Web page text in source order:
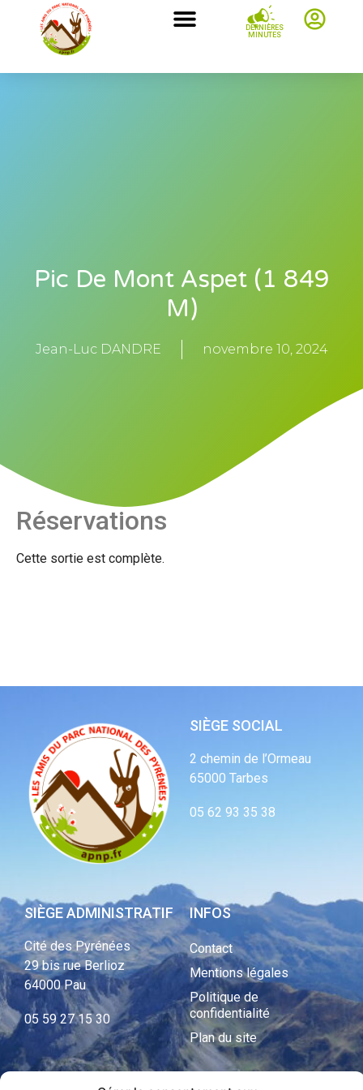
DERNIÈRES
MINUTES
Pic De Mont Aspet (1 849
M)
Jean-Luc DANDRE novembre 10, 2024
Réservations
Cette sortie est complète.
SIÈGE SOCIAL
2 chemin de l’Ormeau
65000 Tarbes
05 62 93 35 38
SIÈGE ADMINISTRATIF
Cité des Pyrénées
29 bis rue Berlioz
64000 Pau
05 59 27 15 30
INFOS
Contact
Mentions légales
Politique de
confidentialité
Plan du site